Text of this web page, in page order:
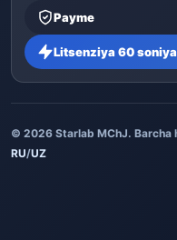
Payme
Litsenziya 60
© 2026 Starlab MChJ. Barcha
RU/UZ